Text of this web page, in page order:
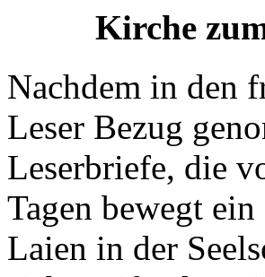
Kirche
Nachdem in den
Leser Bezug
Leserbriefe, die
Tagen bewegt
Laien in der